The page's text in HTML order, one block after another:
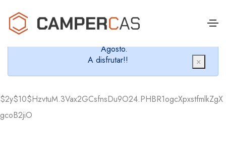
Cerramos en verano, que nos queremos dar un
chapuzón y refrescarnos.
Agosto.
A disfrutar!!
×
$2y$10$HzvtuM.3Vax2GCsfnsDu9O24.PHBR1ogcXpxstfmlkZgX
gcoB2jiO